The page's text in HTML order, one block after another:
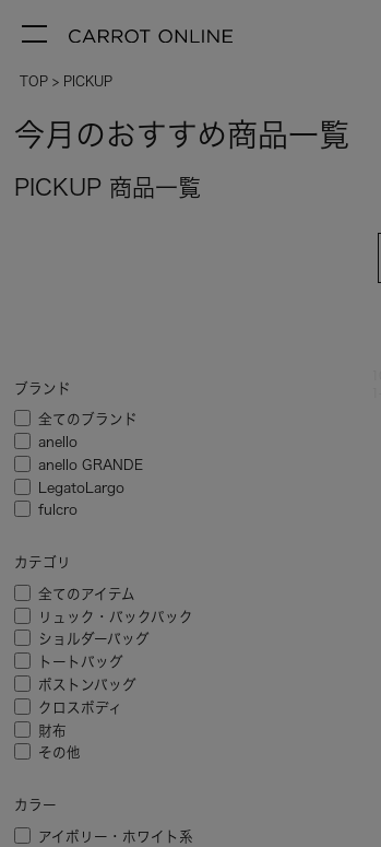
TOP PICKUP
今月のおすすめ商品一覧
PICKUP 商品一覧
ブランド
全てのブランド
anello
anello GRANDE
LegatoLargo
fulcro
カテゴリ
全てのアイテム
リュック・バックパック
ショルダーバッグ
トートバッグ
ボストンバッグ
クロスボディ
財布
その他
カラー
アイボリー・ホワイト系